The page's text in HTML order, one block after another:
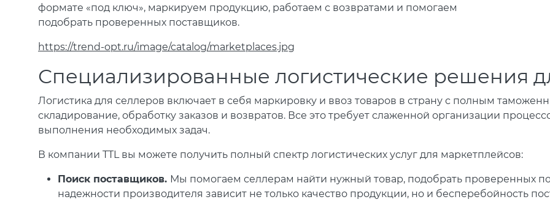
формате «под ключ», маркируем продукцию, работаем с возвратами и помогаем
подобрать проверенных поставщиков.
https://trend-opt.ru/image/catalog/marketplaces.jpg
Специализированные логистические решения
Логистика для селлеров включает в себя маркировку и ввоз товаров в страну с полным
складирование, обработку заказов и возвратов. Все это требует слаженной организации
выполнения необходимых задач.
В компании TTL вы можете получить полный спектр логистических услуг для маркетплейсов:
Поиск поставщиков. Мы помогаем селлерам найти нужный товар, подобрать проверенных
надежности производителя зависит не только качество продукции, но и бесперебойность